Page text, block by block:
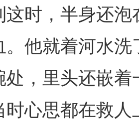
，半身还泡
。他就着河水
处，里头还嵌
时心思都在救